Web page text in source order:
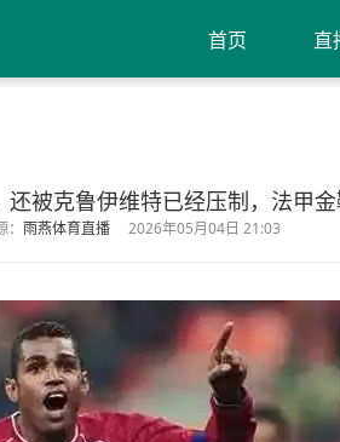
首页 直
还被克鲁伊维特已经压制，法甲
雨燕体育直播 2026年05月04日 21:03